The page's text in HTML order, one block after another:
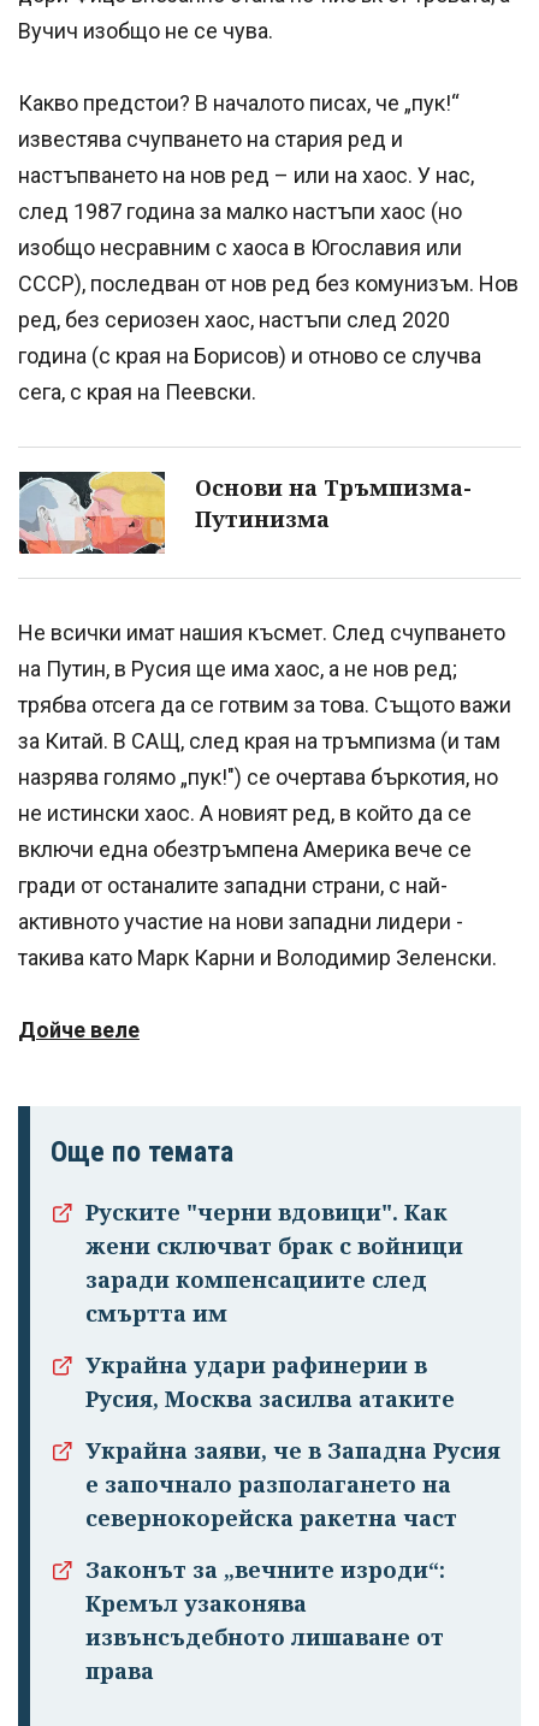
Вучич изобщо не се чува.
Какво предстои? В началото писах, че „пук!“
известява счупването на стария ред и
настъпването на нов ред – или на хаос. У нас,
след 1987 година за малко настъпи хаос (но
изобщо несравним с хаоса в Югославия или
СССР), последван от нов ред без комунизъм. Нов
ред, без сериозен хаос, настъпи след 2020
година (с края на Борисов) и отново се случва
сега, с края на Пеевски.
Основи на Тръмпизма-
Путинизма
Не всички имат нашия късмет. След счупването
на Путин, в Русия ще има хаос, а не нов ред;
трябва отсега да се готвим за това. Същото важи
за Китай. В САЩ, след края на тръмпизма (и там
назрява голямо „пук!") се очертава бъркотия, но
не истински хаос. А новият ред, в който да се
включи една обезтръмпена Америка вече се
гради от останалите западни страни, с най-
активното участие на нови западни лидери -
такива като Марк Карни и Володимир Зеленски.
Дойче веле
Още по темата
Руските "черни вдовици". Как
жени сключват брак с войници
заради компенсациите след
смъртта им
Украйна удари рафинерии в
Русия, Москва засилва атаките
Украйна заяви, че в Западна Русия
е започнало разполагането на
севернокорейска ракетна част
Законът за „вечните изроди“:
Кремъл узаконява
извънсъдебното лишаване от
права